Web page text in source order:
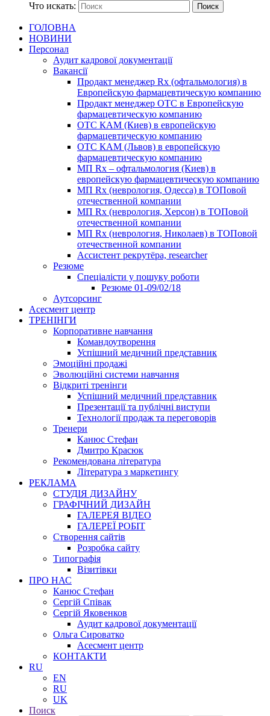
Что искать:
Поиск
ГОЛОВНА
НОВИНИ
Персонал
Аудит кадрової документації
Вакансії
Продакт менеджер Rx (офтальмология) в
Европейскую фармацевтическую компанию
Продакт менеджер ОТС в Европейскую
фармацевтическую компанию
ОТС КАМ (Киев) в европейскую
фармацевтическую компанию
ОТС КАМ (Львов) в европейскую
фармацевтическую компанию
МП Rx – офтальмология (Киев) в
европейскую фармацевтическую компанию
МП Rx (неврология, Одесса) в ТОПовой
отечественной компании
МП Rx (неврология, Херсон) в ТОПовой
отечественной компании
МП Rx (неврология, Николаев) в ТОПовой
отечественной компании
Ассистент рекрутёра, researcher
Резюме
Cпеціалісти у пошуку роботи
Резюме 01-09/02/18
Аутсорсинг
Асесмент центр
ТРЕНІНГИ
Корпоративне навчання
Командоутворення
Успішний медичний представник
Эмоційні продажі
Эволюційні системи навчання
Відкриті тренінги
Успішний медичний представник
Презентації та публічні виступи
Технології продаж та переговорів
Тренери
Канюс Стефан
Дмитро Красюк
Рекомендована література
Література з маркетингу
РЕКЛАМА
СТУДІЯ ДИЗАЙНУ
ГРАФІЧНИЙ ДИЗАЙН
ГАЛЕРЕЯ ВІДЕО
ГАЛЕРЕЇ РОБІТ
Створення сайтів
Розробка сайту
Типографія
Візитівки
ПРО НАС
Канюс Стефан
Сергій Співак
Сергій Яковенков
Аудит кадрової документації
Ольга Сироватко
Асесмент центр
КОНТАКТИ
RU
EN
RU
UK
Поиск